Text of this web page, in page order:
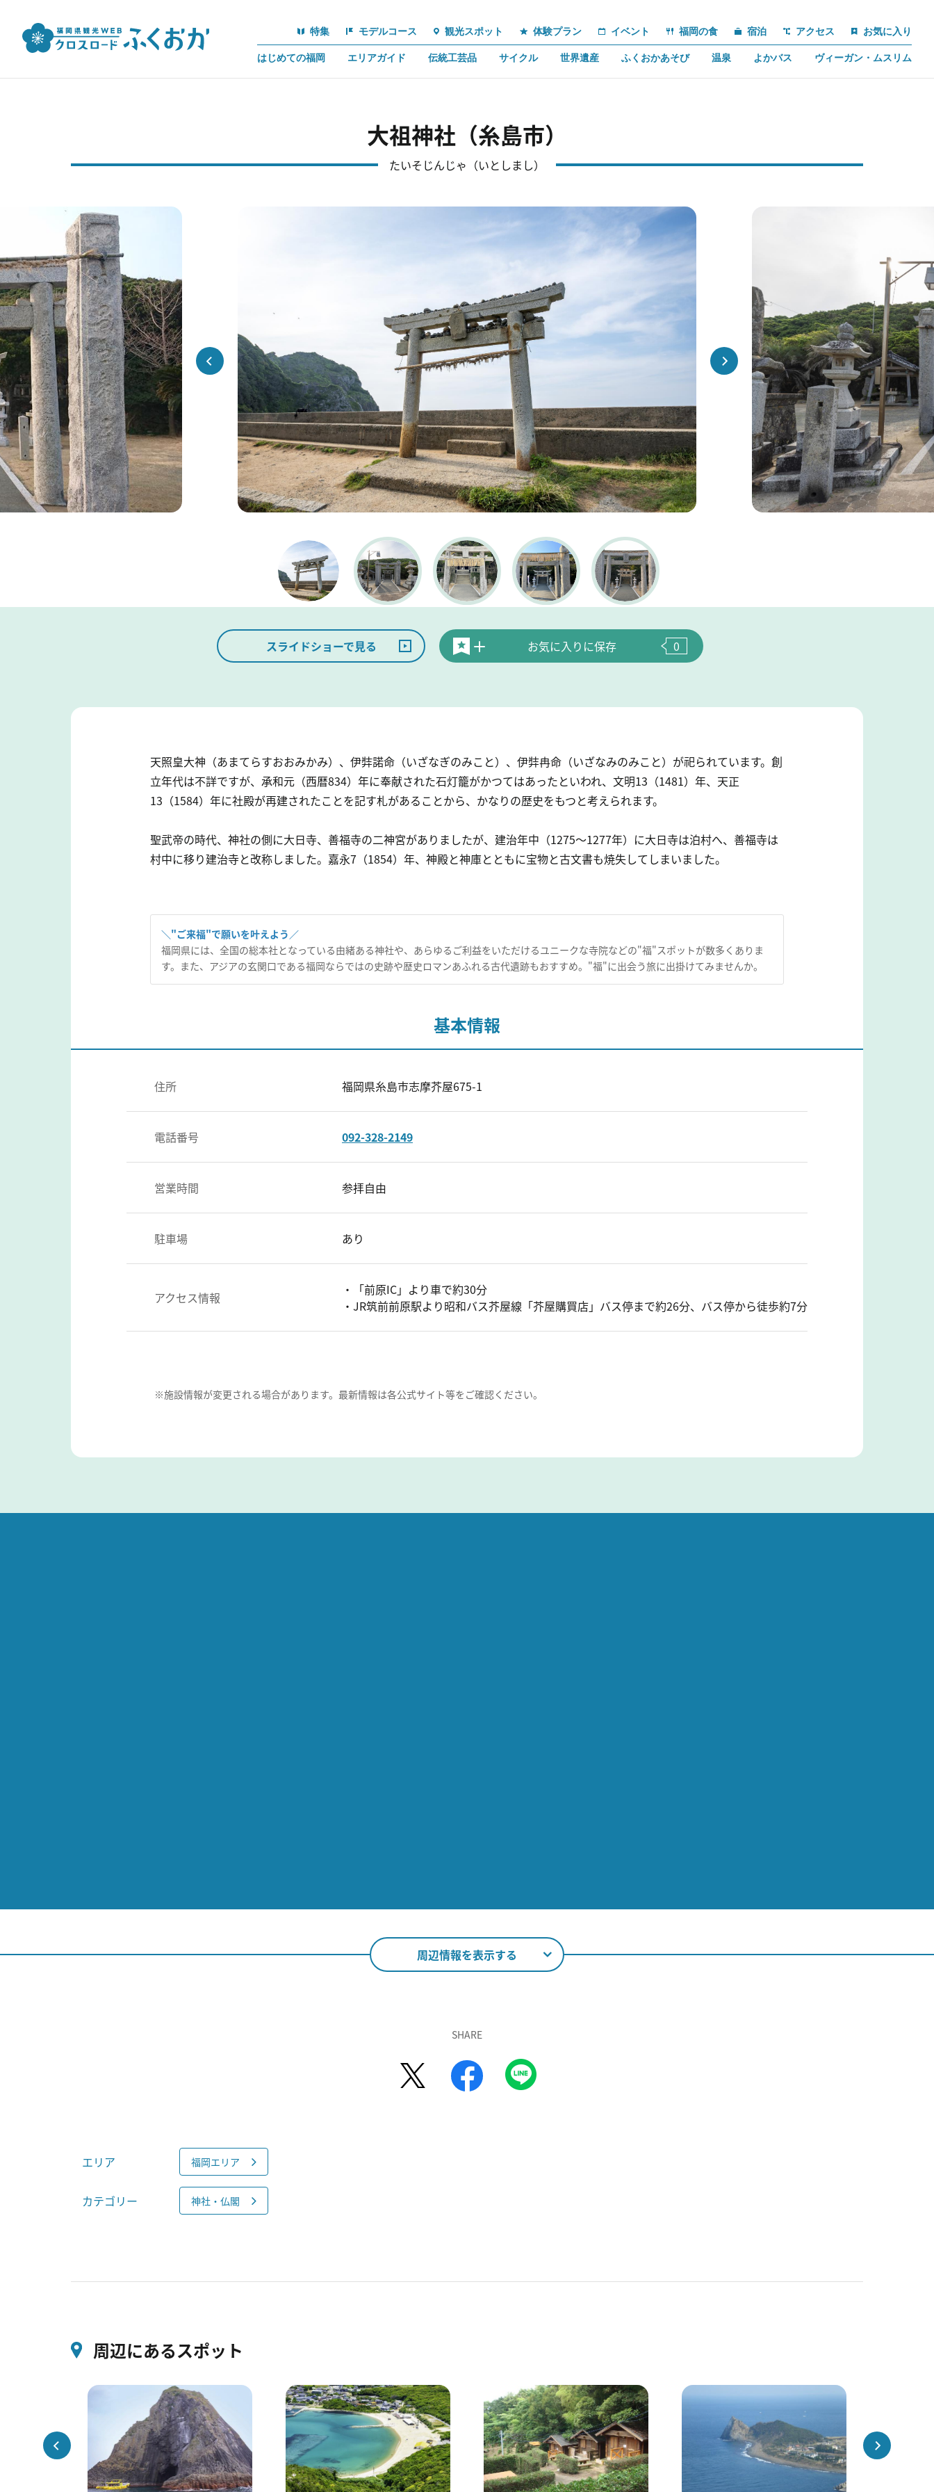
特集 モデルコース 観光スポット 体験プラン イベント 福岡の食 宿泊 アクセス お気に入り
はじめての福岡 エリアガイド 伝統工芸品 サイクル 世界遺産 ふくおかあそび 温泉 よかバス ヴィーガン・ムスリム
大祖神社（糸島市）
たいそじんじゃ（いとしまし）
スライドショーで見る お気に入りに保存 0
天照皇大神（あまてらすおおみかみ）、伊弉諾命（いざなぎのみこと）、伊弉冉命（いざなみのみこと）が祀られています。創
立年代は不詳ですが、承和元（西暦834）年に奉献された石灯籠がかつてはあったといわれ、文明13（1481）年、天正
13（1584）年に社殿が再建されたことを記す札があることから、かなりの歴史をもつと考えられます。
聖武帝の時代、神社の側に大日寺、善福寺の二神宮がありましたが、建治年中（1275～1277年）に大日寺は泊村へ、善福寺は
村中に移り建治寺と改称しました。嘉永7（1854）年、神殿と神庫とともに宝物と古文書も焼失してしまいました。
＼"ご来福"で願いを叶えよう／
福岡県には、全国の総本社となっている由緒ある神社や、あらゆるご利益をいただけるユニークな寺院などの"福"スポットが数多くありま
す。また、アジアの玄関口である福岡ならではの史跡や歴史ロマンあふれる古代遺跡もおすすめ。"福"に出会う旅に出掛けてみませんか。
基本情報
住所 福岡県糸島市志摩芥屋675-1
電話番号 092-328-2149
営業時間 参拝自由
駐車場 あり
アクセス情報
・「前原IC」より車で約30分
・JR筑前前原駅より昭和バス芥屋線「芥屋購買店」バス停まで約26分、バス停から徒歩約7分
※施設情報が変更される場合があります。最新情報は各公式サイト等をご確認ください。
周辺情報を表示する
SHARE
エリア 福岡エリア
カテゴリー 神社・仏閣
周辺にあるスポット